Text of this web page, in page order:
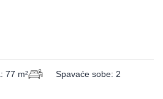
77 m² Spavaće sobe: 2